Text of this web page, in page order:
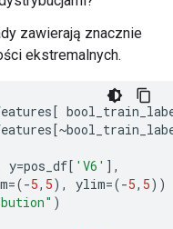
zawierają znacznie
ekstremalnych.
[
[~
y=pos_df[ 'V6' ],
=(-5, 5), ylim=(-5, 5))
)